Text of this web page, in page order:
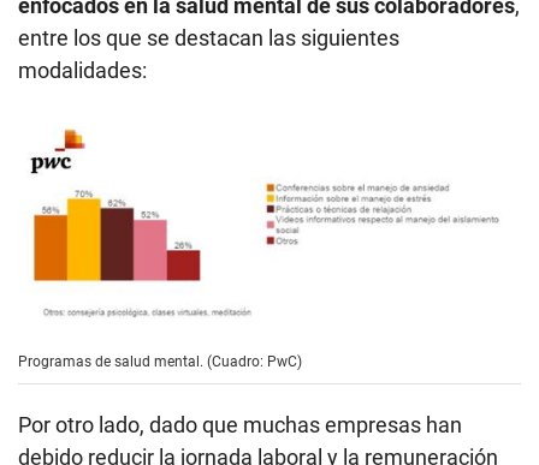
entre los que se destacan las siguientes
modalidades:
Programas de salud mental. (Cuadro: PwC)
Por otro lado, dado que muchas empresas han
debido reducir la jornada laboral y la remuneración